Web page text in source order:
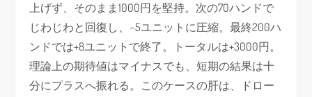
上げず、そのまま1000円を堅持。次の70ハンドで
じわじわと回復し、−5ユニットに圧縮。最終200ハ
ンドでは+8ユニットで終了。トータルは+3000円。
理論上の期待値はマイナスでも、短期の結果は十
分にプラスへ振れる。このケースの肝は、ドロー